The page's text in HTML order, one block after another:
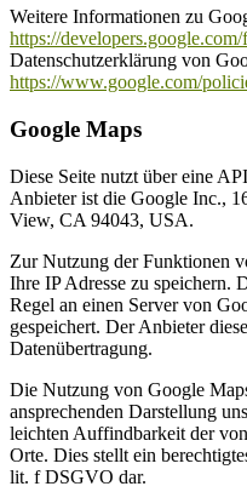
Weitere Informationen zu
https://developers.google.com/
Datenschutzerklärung von
https://www.google.com/
Google Maps
Diese Seite nutzt über eine
Anbieter ist die Google Inc.,
View, CA 94043, USA.
Zur Nutzung der Funktionen
Ihre IP Adresse zu speichern.
Regel an einen Server von
gespeichert. Der Anbieter
Datenübertragung.
Die Nutzung von Google
ansprechenden Darstellung
leichten Auffindbarkeit der
Orte. Dies stellt ein
lit. f DSGVO dar.